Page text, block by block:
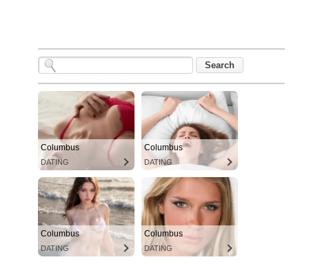
Columbus
DATING
Columbus
DATING
Columbus
DATING
Columbus
DATING